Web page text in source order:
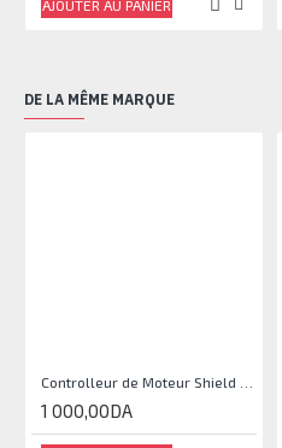
AJOUTER AU PANIER
DE LA MÊME MARQUE
1 000,00DA